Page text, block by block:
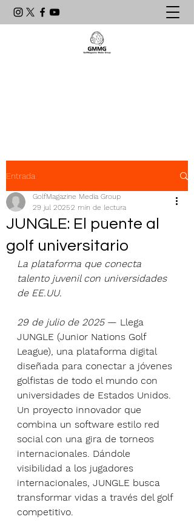
Entrada
JUNGLE: El puente al
golf universitario
GolfMagazine Media Group
29 jul 20252 min de lectura
La plataforma que conecta
talento juvenil con universidades
de EE.UU.
29 de julio de 2025 — Llega
JUNGLE (Junior Nations Golf
League), una plataforma digital
diseñada para conectar a jóvenes
golfistas de todo el mundo con
universidades de Estados Unidos.
Un proyecto innovador que
combina un software estilo red
social con una gira de torneos
internacionales. Dándole
visibilidad a los jugadores
internacionales, JUNGLE busca
transformar vidas a través del golf
competitivo.